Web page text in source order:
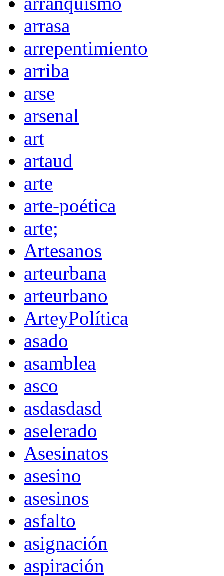
arrasa
arrepentimiento
arriba
arse
arsenal
art
artaud
arte
arte-poética
arte;
Artesanos
arteurbana
arteurbano
ArteyPolítica
asado
asamblea
asco
asdasdasd
aselerado
Asesinatos
asesino
asesinos
asfalto
asignación
aspiración